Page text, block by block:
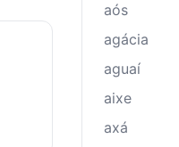
aós
agácia
aguaí
aixe
axá